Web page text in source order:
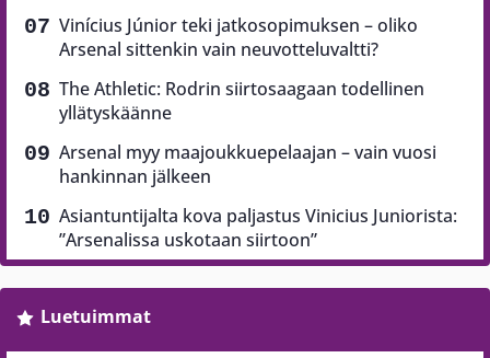
Vinícius Júnior teki jatkosopimuksen – oliko
Arsenal sittenkin vain neuvotteluvaltti?
The Athletic: Rodrin siirtosaagaan todellinen
yllätyskäänne
Arsenal myy maajoukkuepelaajan – vain vuosi
hankinnan jälkeen
Asiantuntijalta kova paljastus Vinicius Juniorista:
”Arsenalissa uskotaan siirtoon”
Luetuimmat